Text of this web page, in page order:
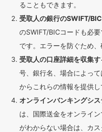
ることもできます。
受取人の銀行のSWIFT/
のSWIFT/BICコードも必
です。エラーを防ぐため、
受取人の口座詳細を収集す
号、銀行名、場合によっ
からこれらの情報を提供し
オンラインバンキングシ
は、国際送金をオンライ
がわからない場合は、カ